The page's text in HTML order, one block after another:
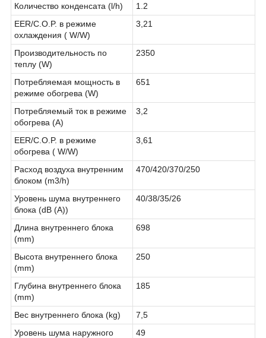
Количество конденсата (l/h)
1.2
EER/C.O.P. в режиме
охлаждения ( W/W)
3,21
Производительность по
теплу (W)
2350
Потребляемая мощность в
режиме обогрева (W)
651
Потребляемый ток в режиме
обогрева (A)
3,2
EER/C.O.P. в режиме
обогрева ( W/W)
3,61
Расход воздуха внутренним
блоком (m3/h)
470/420/370/250
Уровень шума внутреннего
блока (dB (A))
40/38/35/26
Длина внутреннего блока
(mm)
698
Высота внутреннего блока
(mm)
250
Глубина внутреннего блока
(mm)
185
Вес внутреннего блока (kg)
7,5
Уровень шума наружного
49